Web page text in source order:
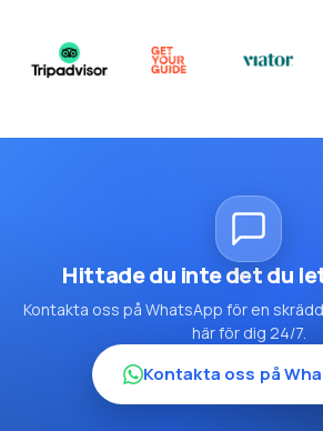
Hittade du inte det du
Kontakta oss på WhatsApp för en
här för dig 24/7.
Kontakta oss på